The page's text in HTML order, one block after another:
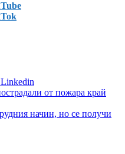
Linkedin
от пожара край
начин, но се получи